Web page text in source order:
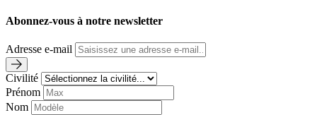
Abonnez-vous à notre newsletter
Adresse e-mail
Civilité
Prénom
Nom